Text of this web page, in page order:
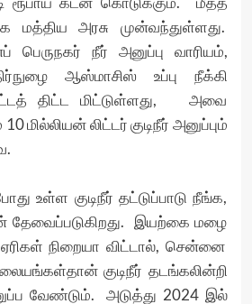
அரசு முன்வந்துள்ளது.
நீர் அனுப்பு வாரியம்,
ஆஸ்மாசிஸ் உப்பு நீக்கி
திட்ட மிட்டுள்ளது, அவை
லிட்டர் குடிநீர் அனுப்பும்
உள்ள குடிநீர் தட்டுப்பாடு நீங்க,
தேவைப்படுகிறது. இயற்கை மழை
ஏரிகள் நிறையா விட்டால், சென்னை
குடிநீர் தடங்கலின்றி
வேண்டும். அடுத்து 2024 இல்